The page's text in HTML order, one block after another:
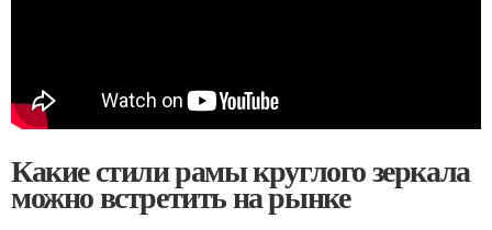
Какие стили рамы круглого зеркала
можно встретить на рынке